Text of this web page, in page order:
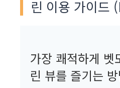
린 이용 가이드
가장 쾌적하게 벳
린 뷰를 즐기는 방